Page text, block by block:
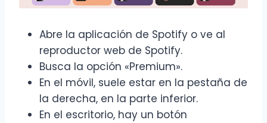
Abre la aplicación de Spotify o ve al
reproductor web de Spotify.
Busca la opción «Premium».
En el móvil, suele estar en la pestaña de
la derecha, en la parte inferior.
En el escritorio, hay un botón